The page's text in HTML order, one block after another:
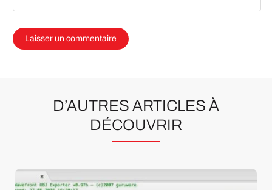
D’AUTRES ARTICLES À
DÉCOUVRIR